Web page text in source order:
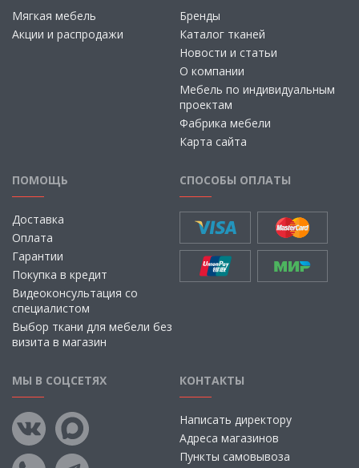
Мягкая мебель
Акции и распродажи
Бренды
Каталог тканей
Новости и статьи
О компании
Мебель по индивидуальным
проектам
Фабрика мебели
Карта сайта
ПОМОЩЬ
Доставка
Оплата
Гарантии
Покупка в кредит
Видеоконсультация со
специалистом
Выбор ткани для мебели без
визита в магазин
СПОСОБЫ ОПЛАТЫ
МЫ В СОЦСЕТЯХ КОНТАКТЫ
Написать директору
Адреса магазинов
Пункты самовывоза